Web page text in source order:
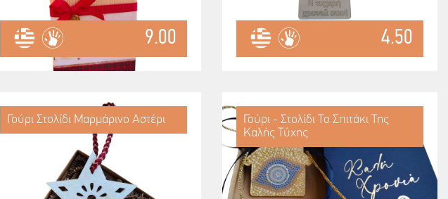
9.00 4.50
Γούρι Στολίδι Μαρμάρινο Αστέρι
Γούρι - Στολίδι Το Σπιτάκι Της
Καλής Τύχης